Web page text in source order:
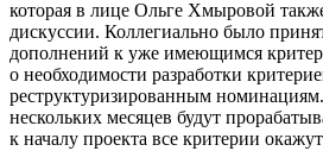
которая в лице Ольге Хмыровой
дискуссии. Коллегиально было
дополнений к уже имеющимся
о необходимости разработки
реструктуризированным
нескольких месяцев будут
к началу проекта все критерии